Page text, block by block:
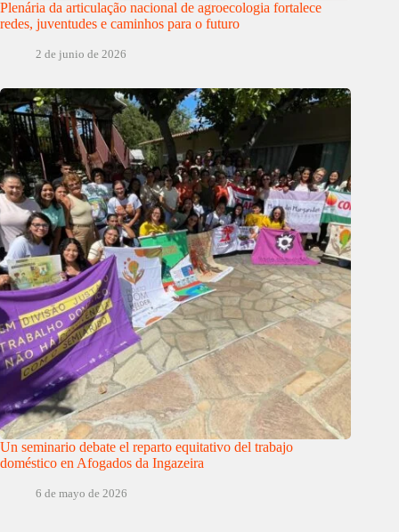
Plenária da articulação nacional de agroecologia fortalece
redes, juventudes e caminhos para o futuro
2 de junio de 2026
Un seminario debate el reparto equitativo del trabajo
doméstico en Afogados da Ingazeira
6 de mayo de 2026